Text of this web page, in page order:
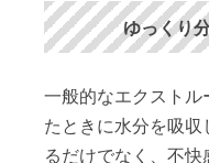
ゆっくり
一般的なエクスト
たときに水分を吸
るだけでなく、不